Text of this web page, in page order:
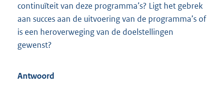
continuïteit van deze programma’s? Ligt het gebrek
aan succes aan de uitvoering van de programma’s of
is een heroverweging van de doelstellingen
gewenst?
Antwoord